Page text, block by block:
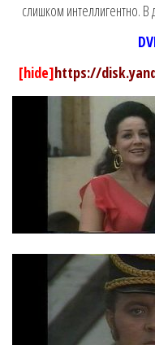
слишком интеллигентно.
[hide]https://